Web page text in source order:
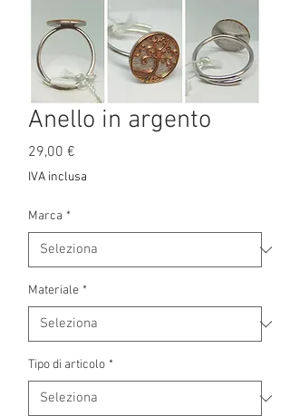
Anello in argento
29,00 €
IVA inclusa
Marca *
Materiale *
Tipo di articolo *